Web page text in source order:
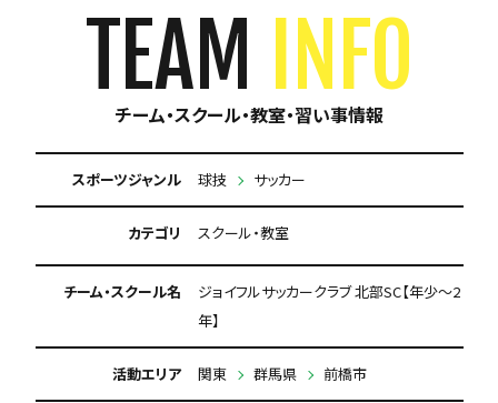
TEAM INFO
チーム・スクール・教室・習い事情報
スポーツジャンル 球技 サッカー
カテゴリ スクール・教室
チーム・スクール名
ジョイフルサッカークラブ 北部SC【年少～2
年】
活動エリア 関東 群馬県 前橋市